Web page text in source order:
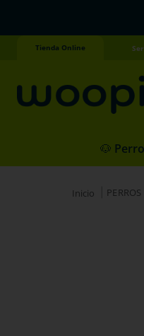
Tienda Online
🐶
PERROS